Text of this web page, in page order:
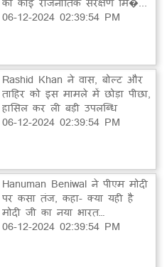
06-12-2024 02:39:54 PM
Rashid Khan ने वास, बोल्ट और
ताहिर को इस मामले में छोड़ा पीछा,
हासिल कर ली बड़ी उपलब्धि
06-12-2024 02:39:54 PM
Hanuman Beniwal ने पीएम मोदी
पर कसा तंज, कहा- क्या यही है
मोदी जी का नया भारत…
06-12-2024 02:39:54 PM